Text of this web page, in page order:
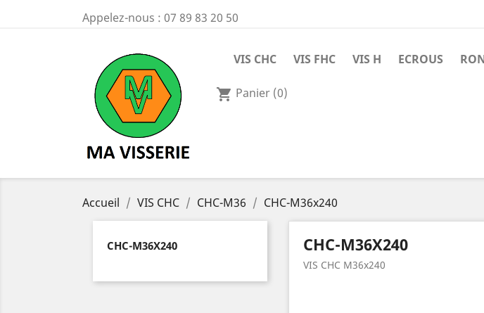
Appelez-nous : 07 89 83 20 50
VIS CHC VIS FHC VIS H ECROUS
shopping_cart Panier (0)
Accueil VIS CHC CHC-M36 CHC-M36x240
CHC-M36X240 CHC-M36X240
VIS CHC M36x240